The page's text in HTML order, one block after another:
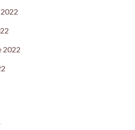
2022